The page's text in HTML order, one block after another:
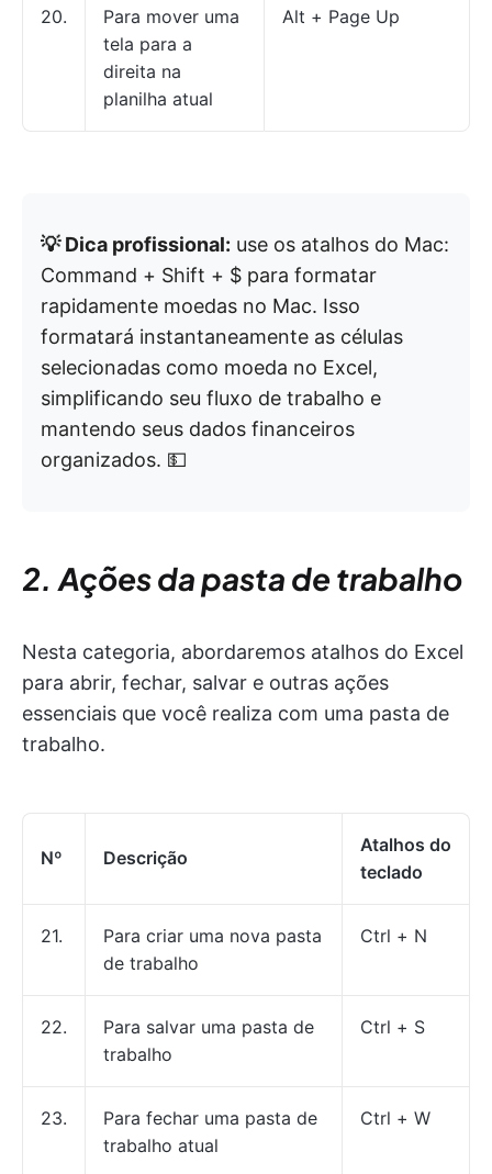
20.
Para mover uma
tela para a
direita na
planilha atual
Alt + Page Up
💡 Dica profissional: use os atalhos do Mac:
Command + Shift + $ para formatar
rapidamente moedas no Mac. Isso
formatará instantaneamente as células
selecionadas como moeda no Excel,
simplificando seu fluxo de trabalho e
mantendo seus dados financeiros
organizados. 💵
2. Ações da pasta de trabalho
Nesta categoria, abordaremos atalhos do Excel
para abrir, fechar, salvar e outras ações
essenciais que você realiza com uma pasta de
trabalho.
Nº Descrição
Atalhos do
teclado
21.
Para criar uma nova pasta
de trabalho
Ctrl + N
22.
Para salvar uma pasta de
trabalho
Ctrl + S
23.
Para fechar uma pasta de
trabalho atual
Ctrl + W